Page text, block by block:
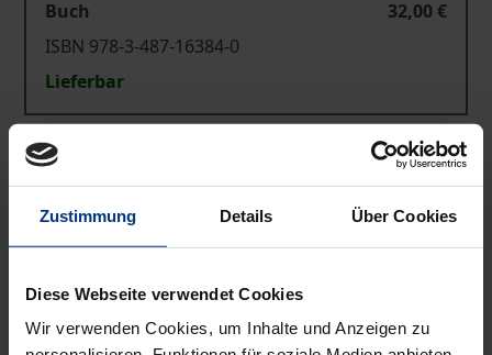
Zustimmung Details Über Cookies
Diese Webseite verwendet Cookies
Wir verwenden Cookies, um Inhalte und Anzeigen zu
Buch
32,00 €
ISBN 978-3-487-16384-0
Lieferbar
Preisangaben inkl. MwSt. Abhängig von der Lieferadresse
kann die MwSt. an der Kasse variieren.
In den Warenkorb
Hinweise zu Versandkosten